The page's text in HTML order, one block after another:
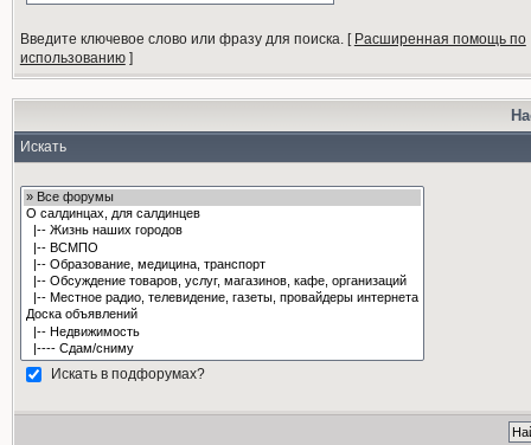
Введите ключевое слово или фразу для поиска.[ Расширенная помощь по
использованию]
Искать
Искать в подфорумах?